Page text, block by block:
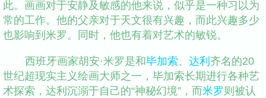
此。画画对于安静及敏感的他来说，似乎是一种习以为
常的工作。他的父亲对于天文很有兴趣，而此兴趣多少
也影响到米罗。同时，他也有着对艺术的敏锐。
西班牙画家胡安·米罗是和毕加索、 达利齐名的20
世纪超现实主义绘画大师之一，毕加索长期进行各种艺
术探索，达利沉溺于自己的“神秘幻境”，而米罗则被认